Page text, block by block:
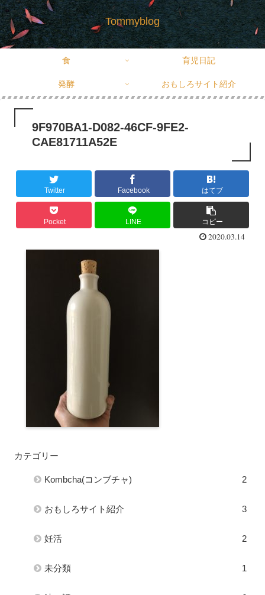
Tommyblog
食 育児日記
発酵 おもしろサイト紹介
9F970BA1-D082-46CF-9FE2-
CAE81711A52E
Twitter Facebook はてブ
Pocket LINE コピー
2020.03.14
カテゴリー
Kombcha(コンブチャ) 2
おもしろサイト紹介 3
妊活 2
未分類 1